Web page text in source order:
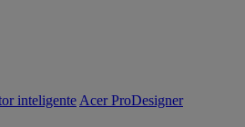
inteligente Acer ProDesigner